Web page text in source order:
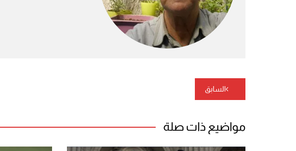
تصفّح
المقالات
السابق
مواضيع ذات صلة